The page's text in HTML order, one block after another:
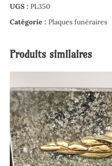
UGS : PL350
Catégorie : Plaques funéraires
Produits similaires